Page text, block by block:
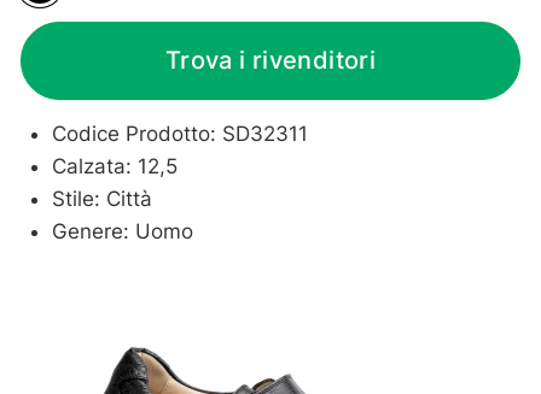
Trova i rivenditori
Codice Prodotto: SD32311
Calzata: 12,5
Stile: Città
Genere: Uomo